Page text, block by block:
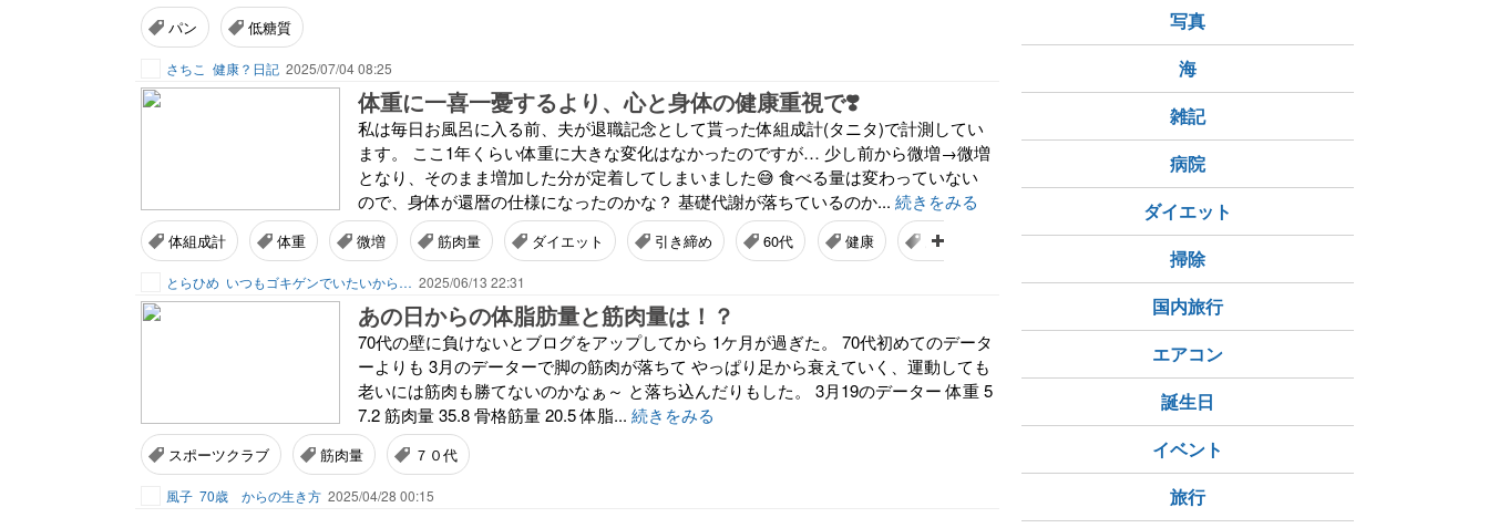
パン 低糖質
さちこ 健康？日記 2025/07/04 08:25
体重に一喜一憂するより、心と身体の健康重視で❣️
私は毎日お風呂に入る前、夫が退職記念として貰った体組成計(タニタ)で計測してい
ます。 ここ1年くらい体重に大きな変化はなかったのですが… 少し前から微増→微増
となり、そのまま増加した分が定着してしまいました😅 食べる量は変わっていない
ので、身体が還暦の仕様になったのかな？ 基礎代謝が落ちているのか... 続きをみる
体組成計 体重 微増 筋肉量 ダイエット 引き締め 60代 健康 思ったこと
とらひめ いつもゴキゲンでいたいから… 2025/06/13 22:31
あの日からの体脂肪量と筋肉量は！？
70代の壁に負けないとブログをアップしてから 1ケ月が過ぎた。 70代初めてのデータ
ーよりも 3月のデーターで脚の筋肉が落ちて やっぱり足から衰えていく、運動しても
老いには筋肉も勝てないのかなぁ～ と落ち込んだりもした。 3月19のデーター 体重 5
7.2 筋肉量 35.8 骨格筋量 20.5 体脂... 続きをみる
スポーツクラブ 筋肉量 ７０代
風子 70歳 からの生き方 2025/04/28 00:15
写真
海
雑記
病院
ダイエット
掃除
国内旅行
エアコン
誕生日
イベント
旅行